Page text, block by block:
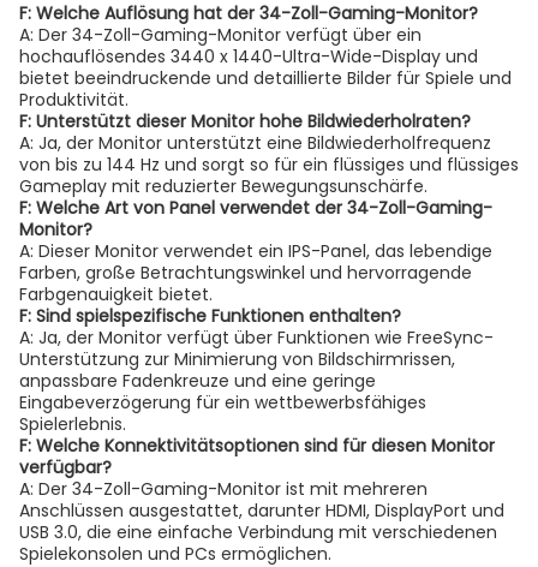
F: Welche Auflösung hat der 34-Zoll-Gaming-Monitor?
A: Der 34-Zoll-Gaming-Monitor verfügt über ein
hochauflösendes 3440 x 1440-Ultra-Wide-Display und
bietet beeindruckende und detaillierte Bilder für Spiele und
Produktivität.
F: Unterstützt dieser Monitor hohe Bildwiederholraten?
A: Ja, der Monitor unterstützt eine Bildwiederholfrequenz
von bis zu 144 Hz und sorgt so für ein flüssiges und flüssiges
Gameplay mit reduzierter Bewegungsunschärfe.
F: Welche Art von Panel verwendet der 34-Zoll-Gaming-
Monitor?
A: Dieser Monitor verwendet ein IPS-Panel, das lebendige
Farben, große Betrachtungswinkel und hervorragende
Farbgenauigkeit bietet.
F: Sind spielspezifische Funktionen enthalten?
A: Ja, der Monitor verfügt über Funktionen wie FreeSync-
Unterstützung zur Minimierung von Bildschirmrissen,
anpassbare Fadenkreuze und eine geringe
Eingabeverzögerung für ein wettbewerbsfähiges
Spielerlebnis.
F: Welche Konnektivitätsoptionen sind für diesen Monitor
verfügbar?
A: Der 34-Zoll-Gaming-Monitor ist mit mehreren
Anschlüssen ausgestattet, darunter HDMI, DisplayPort und
USB 3.0, die eine einfache Verbindung mit verschiedenen
Spielekonsolen und PCs ermöglichen.